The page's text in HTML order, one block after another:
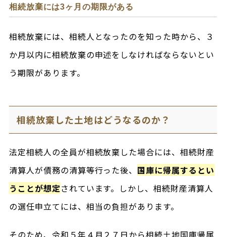
相続放棄には3ヶ月の期限がある
相続放棄には、相続人となったのを知った時から、３
か月以内に相続放棄の申述をしなければならないとい
う期限があります。
相続放棄した土地はどうなるのか？
法定相続人の全員が相続放棄した場合には、相続財産
清算人が債務の清算等行った後、 国庫に帰属するとい
うことが想定されています。しかし、相続財産清算人
の選任申立てには、相当の負担があります。